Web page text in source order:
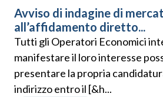
Avviso di indagine di
all’affidamento diretto...
Tutti gli Operatori Economici
manifestare il loro interesse
presentare la propria
indirizzo entro il [&h...